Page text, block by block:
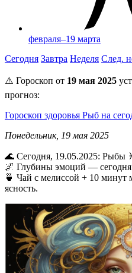
февраля–19 марта
Сегодня Завтра Неделя След.
⚠️ Гороскоп от 19 мая 2025
прогноз:
Гороскоп здоровья Рыб на
Понедельник, 19 мая 2025
🌊 Сегодня, 19.05.2025: Рыбы
🌌 Глубины эмоций — сегодня
🍵 Чай с мелиссой + 10 минут
ясность.